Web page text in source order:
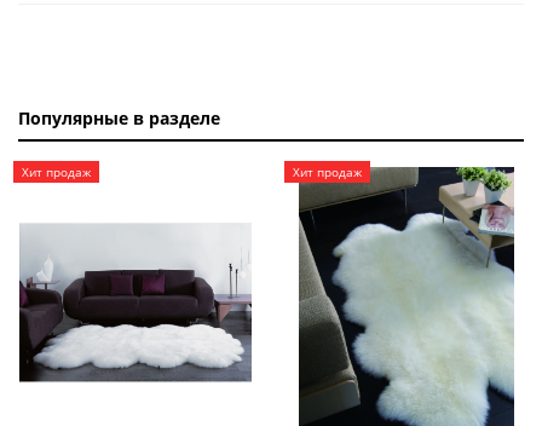
Популярные в разделе
Хит продаж Хит продаж